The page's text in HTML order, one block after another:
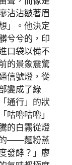
沾沾皺著眉
」。他決定
兮兮的，印
口袋以備不
的景象震驚
信號燈，從
變成了綠
通行」的狀
咕嚕咕嚕」
的白霧從燈
的——麵粉蒸
發酵？」廖